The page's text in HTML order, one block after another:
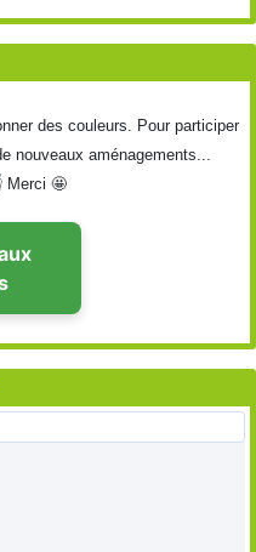
des couleurs. Pour participer
nouveaux aménagements...
Merci 🤩